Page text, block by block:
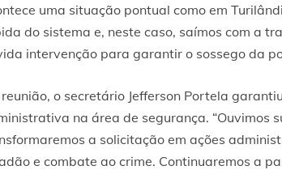
uma situação pontual como em
do sistema e, neste caso, saímos com a
intervenção para garantir o sossego da
o secretário Jefferson Portela
na área de segurança. “Ouvimos
a solicitação em ações
e combate ao crime. Continuaremos a